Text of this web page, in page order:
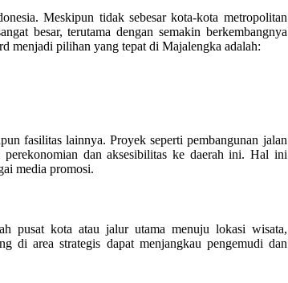
Meskipun tidak sebesar kota-kota metropolitan
besar, terutama dengan semakin berkembangnya
menjadi pilihan yang tepat di Majalengka adalah:
fasilitas lainnya. Proyek seperti pembangunan jalan
dan aksesibilitas ke daerah ini. Hal ini
media promosi.
pusat kota atau jalur utama menuju lokasi wisata,
di area strategis dapat menjangkau pengemudi dan